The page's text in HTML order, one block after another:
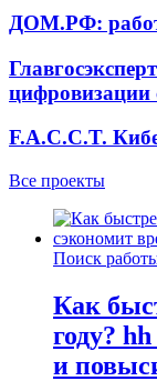
ДОМ.РФ:
цифровизации
F.A.C.C.T.
Все проекты
Поиск
Как
году?
и